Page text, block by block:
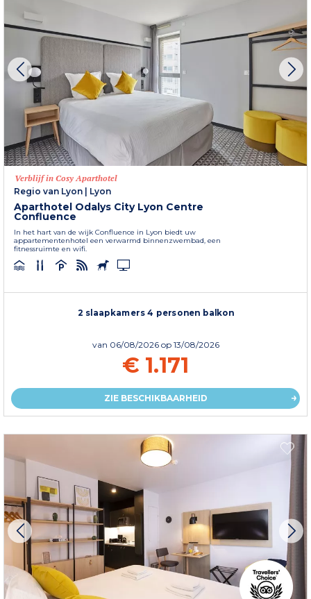
Verblijf in Cosy Aparthotel
Regio van Lyon
Lyon
Aparthotel Odalys City Lyon Centre
Confluence
In het hart van de wijk Confluence in Lyon biedt uw
appartementenhotel een verwarmd binnenzwembad, een
fitnessruimte en wifi.
2 slaapkamers 4 personen balkon
van 06/08/2026 op 13/08/2026
€ 1.171
ZIE BESCHIKBAARHEID